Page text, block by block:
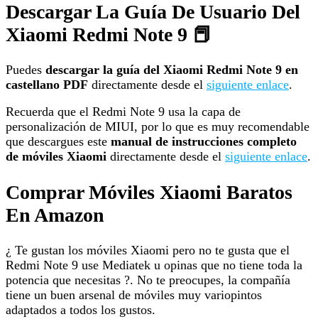
Descargar La Guía De Usuario Del
Xiaomi Redmi Note 9 📕
Puedes descargar la guía del Xiaomi Redmi Note 9 en
castellano PDF directamente desde el siguiente enlace.
Recuerda que el Redmi Note 9 usa la capa de
personalización de MIUI, por lo que es muy recomendable
que descargues este manual de instrucciones completo
de móviles Xiaomi directamente desde el siguiente enlace.
Comprar Móviles Xiaomi Baratos
En Amazon
¿ Te gustan los móviles Xiaomi pero no te gusta que el
Redmi Note 9 use Mediatek u opinas que no tiene toda la
potencia que necesitas ?. No te preocupes, la compañía
tiene un buen arsenal de móviles muy variopintos
adaptados a todos los gustos.